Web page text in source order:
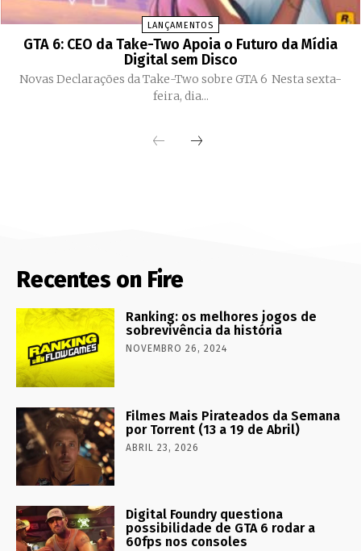
LANÇAMENTOS
GTA 6: CEO da Take-Two Apoia o Futuro da Mídia
Digital sem Disco
Novas Declarações da Take-Two sobre GTA 6 Nesta sexta-
feira, dia...
Recentes on Fire
Ranking: os melhores jogos de
sobrevivência da história
NOVEMBRO 26, 2024
Filmes Mais Pirateados da Semana
por Torrent (13 a 19 de Abril)
ABRIL 23, 2026
Digital Foundry questiona
possibilidade de GTA 6 rodar a
60fps nos consoles